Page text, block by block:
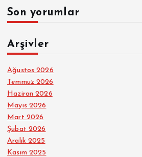
Son yorumlar
Arşivler
Ağustos 2026
Temmuz 2026
Haziran 2026
Mayıs 2026
Mart 2026
Şubat 2026
Aralık 2025
Kasım 2025